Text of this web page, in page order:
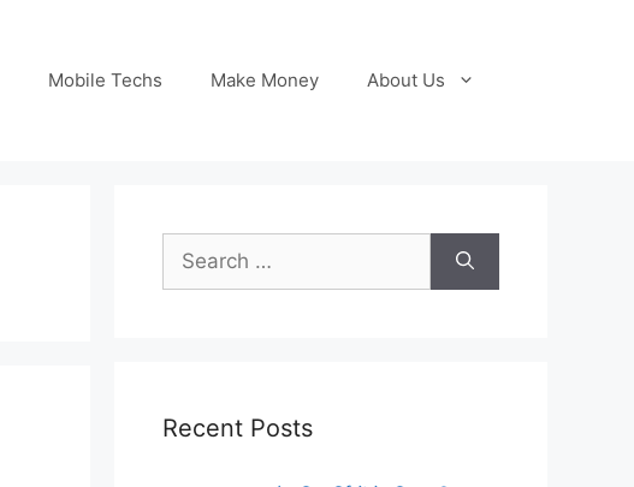
Mobile Techs Make Money About Us
Search
for:
Recent Posts